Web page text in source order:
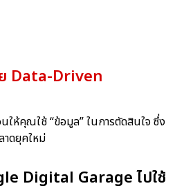
Data-Driven
ห้คุณใช้ “ข้อมูล” ในการตัดสินใจ ซึ่ง
ดยุคใหม่
Digital Garage ไปใช้